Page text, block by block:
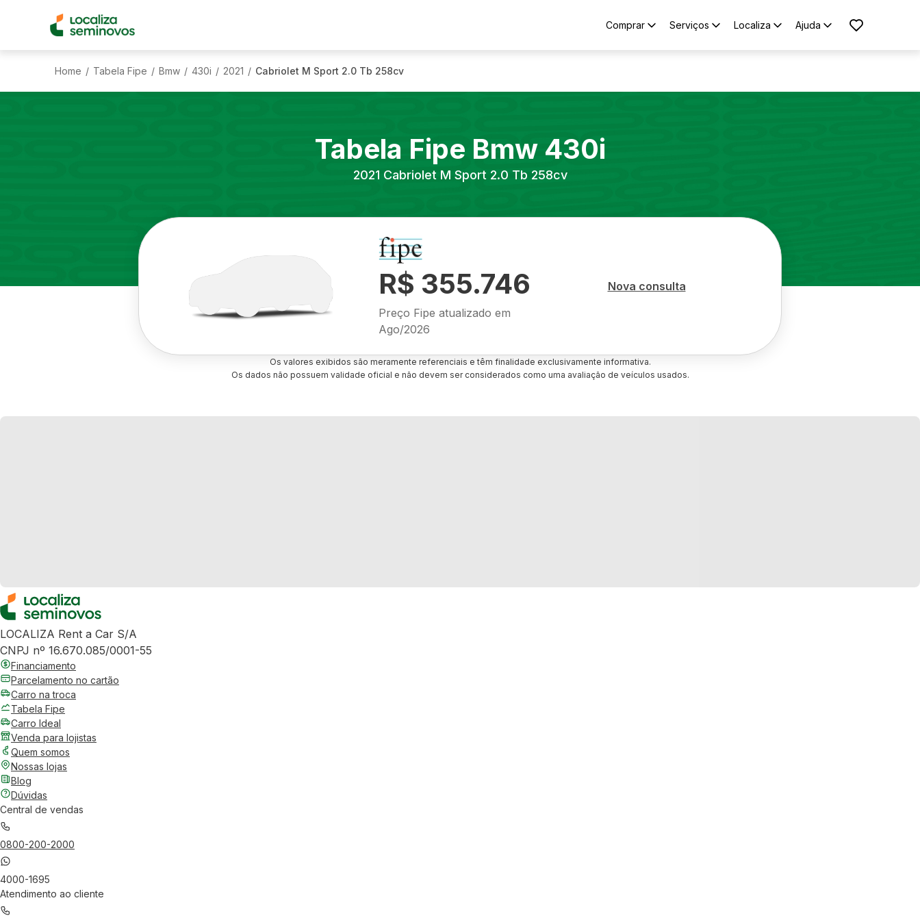
Comprar Serviços Localiza Ajuda
Home / Tabela Fipe / Bmw / 430i / 2021 / Cabriolet M Sport 2.0 Tb 258cv
Tabela Fipe Bmw 430i
2021 Cabriolet M Sport 2.0 Tb 258cv
R$ 355.746
Preço Fipe atualizado em
Ago/2026
Nova consulta
Os valores exibidos são meramente referenciais e têm finalidade exclusivamente informativa.
Os dados não possuem validade oficial e não devem ser considerados como uma avaliação de veículos usados.
LOCALIZA Rent a Car S/A
CNPJ nº 16.670.085/0001-55
Financiamento
Parcelamento no cartão
Carro na troca
Tabela Fipe
Carro Ideal
Venda para lojistas
Quem somos
Nossas lojas
Blog
Dúvidas
Central de vendas
0800-200-2000
4000-1695
Atendimento ao cliente